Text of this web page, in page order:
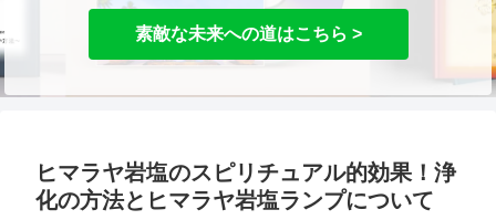
素敵な未来への道はこちら >
ヒマラヤ岩塩のスピリチュアル的効果！浄
化の方法とヒマラヤ岩塩ランプについて